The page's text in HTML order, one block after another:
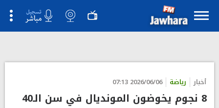
أخبار رياضة 2026/06/06 07:13
8 نجوم يخوضون المونديال في سن الـ40